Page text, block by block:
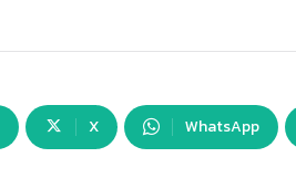
X WhatsApp